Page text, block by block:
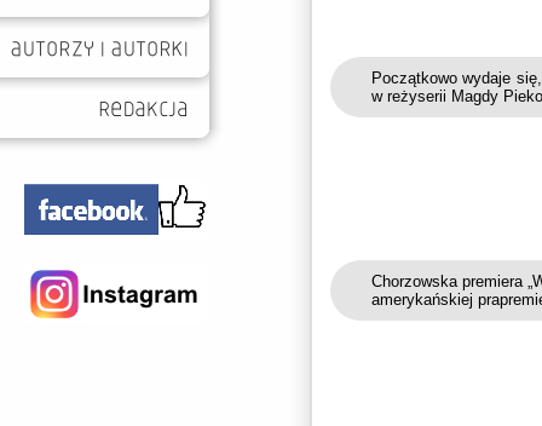
Początkowo wydaje
w reżyserii Magdy
Chorzowska premiera
amerykańskiej